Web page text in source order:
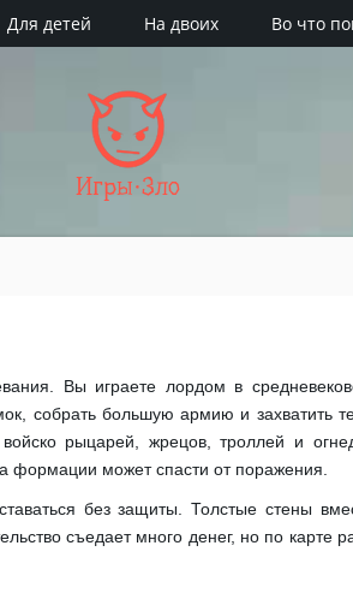
Для детей На двоих Во что
Игры·Зло
Вы играете лордом в
собрать большую армию и захватить
рыцарей, жрецов, троллей и
формации может спасти от поражения.
без защиты. Толстые стены
съедает много денег, но по карте